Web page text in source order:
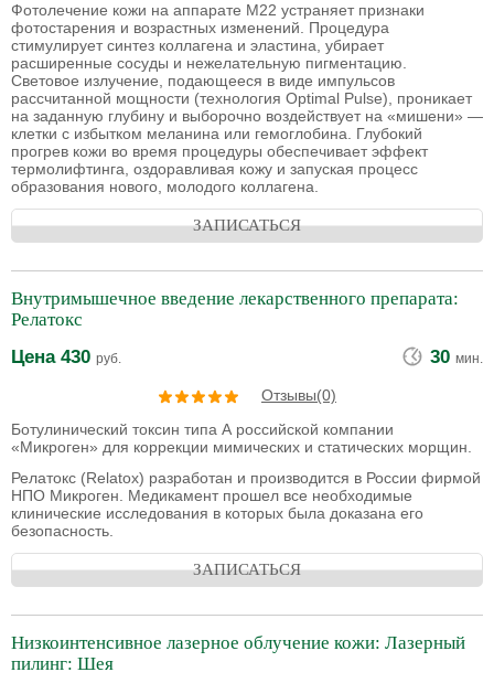
Фотолечение кожи на аппарате М22 устраняет признаки
фотостарения и возрастных изменений. Процедура
стимулирует синтез коллагена и эластина, убирает
расширенные сосуды и нежелательную пигментацию.
Световое излучение, подающееся в виде импульсов
рассчитанной мощности (технология Optimal Pulse), проникает
на заданную глубину и выборочно воздействует на «мишени» —
клетки с избытком меланина или гемоглобина. Глубокий
прогрев кожи во время процедуры обеспечивает эффект
термолифтинга, оздоравливая кожу и запуская процесс
образования нового, молодого коллагена.
ЗАПИСАТЬСЯ
Внутримышечное введение лекарственного препарата:
Релатокс
Цена430 руб. 30 мин.
Отзывы(0)
Ботулинический токсин типа А российской компании
«Микроген» для коррекции мимических и статических морщин.
Релатокс (Relatox) разработан и производится в России фирмой
НПО Микроген. Медикамент прошел все необходимые
клинические исследования в которых была доказана его
безопасность.
ЗАПИСАТЬСЯ
Низкоинтенсивное лазерное облучение кожи: Лазерный
пилинг: Шея